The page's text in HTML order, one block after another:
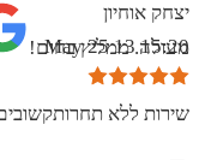
מעולה. ממליץ בחום!
יצחק אוחיון
15:20 13 May 25
שירות ללא